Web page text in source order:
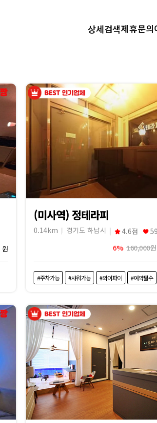
상세검색제휴문의
원
(미사역) 정테라피
0.14km 경기도 하남시 4.6점
6% 160,000원
#주차가능 #샤워가능 #와이파이 #예약필수